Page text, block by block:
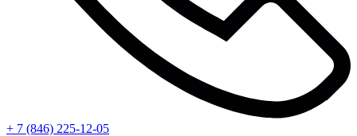
+ 7 (846) 225-12-05